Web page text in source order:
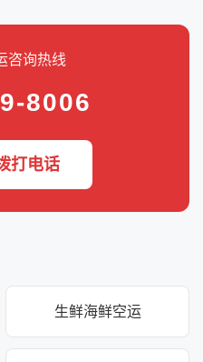
咨询热线
8006
打电话
生鲜海鲜空运